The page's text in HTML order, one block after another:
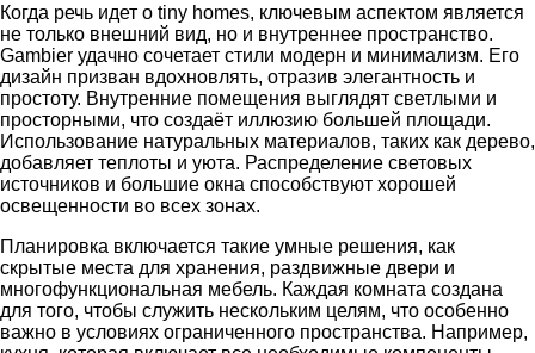
Когда речь идет о tiny homes, ключевым аспектом является
не только внешний вид, но и внутреннее пространство.
Gambier удачно сочетает стили модерн и минимализм. Его
дизайн призван вдохновлять, отразив элегантность и
простоту. Внутренние помещения выглядят светлыми и
просторными, что создаёт иллюзию большей площади.
Использование натуральных материалов, таких как дерево,
добавляет теплоты и уюта. Распределение световых
источников и большие окна способствуют хорошей
освещенности во всех зонах.
Планировка включается такие умные решения, как
скрытые места для хранения, раздвижные двери и
многофункциональная мебель. Каждая комната создана
для того, чтобы служить нескольким целям, что особенно
важно в условиях ограниченного пространства. Например,